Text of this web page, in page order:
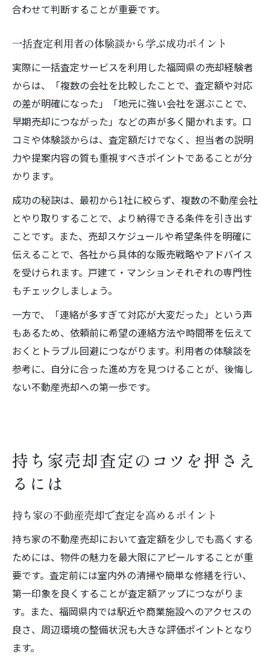
合わせて判断することが重要です。
一括査定利用者の体験談から学ぶ成功ポイント
実際に一括査定サービスを利用した福岡県の売却経験者
からは、「複数の会社を比較したことで、査定額や対応
の差が明確になった」「地元に強い会社を選ぶことで、
早期売却につながった」などの声が多く聞かれます。口
コミや体験談からは、査定額だけでなく、担当者の説明
力や提案内容の質も重視すべきポイントであることが分
かります。
成功の秘訣は、最初から1社に絞らず、複数の不動産会社
とやり取りすることで、より納得できる条件を引き出す
ことです。また、売却スケジュールや希望条件を明確に
伝えることで、各社から具体的な販売戦略やアドバイス
を受けられます。戸建て・マンションそれぞれの専門性
もチェックしましょう。
一方で、「連絡が多すぎて対応が大変だった」という声
もあるため、依頼前に希望の連絡方法や時間帯を伝えて
おくとトラブル回避につながります。利用者の体験談を
参考に、自分に合った進め方を見つけることが、後悔し
ない不動産売却への第一歩です。
持ち家売却査定のコツを押さえ
るには
持ち家の不動産売却で査定を高めるポイント
持ち家の不動産売却において査定額を少しでも高くする
ためには、物件の魅力を最大限にアピールすることが重
要です。査定前には室内外の清掃や簡単な修繕を行い、
第一印象を良くすることが査定額アップにつながりま
す。また、福岡県内では駅近や商業施設へのアクセスの
良さ、周辺環境の整備状況も大きな評価ポイントとなり
ます。